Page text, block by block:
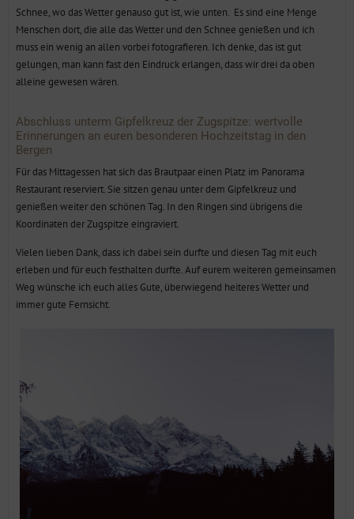
Schnee, wo das Wetter genauso gut ist, wie unten. Es sind eine Menge
Menschen dort, die alle das Wetter und den Schnee genießen und ich
muss ein wenig an allen vorbei fotografieren. Ich denke, das ist gut
gelungen, man kann fast den Eindruck erlangen, dass wir drei da oben
alleine gewesen wären.
Abschluss unterm Gipfelkreuz der Zugspitze: wertvolle
Erinnerungen an euren besonderen Hochzeitstag in den
Bergen
Für das Mittagessen hat sich das Brautpaar einen Platz im Panorama
Restaurant reserviert. Sie sitzen genau unter dem Gipfelkreuz und
genießen weiter den schönen Tag. In den Ringen sind übrigens die
Koordinaten der Zugspitze eingraviert.
Vielen lieben Dank, dass ich dabei sein durfte und diesen Tag mit euch
erleben und für euch festhalten durfte. Auf eurem weiteren gemeinsamen
Weg wünsche ich euch alles Gute, überwiegend heiteres Wetter und
immer gute Fernsicht.